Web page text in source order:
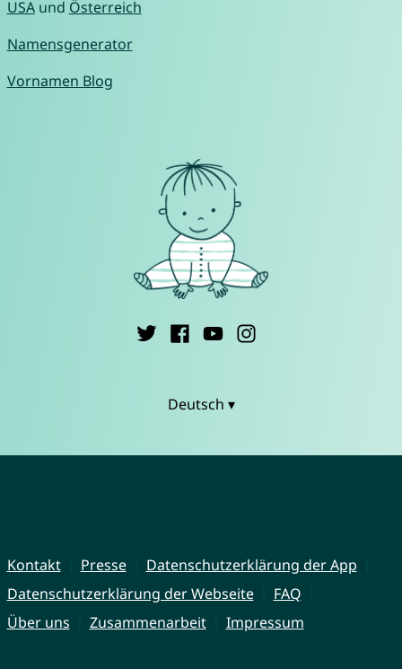
USAund Österreich
Namensgenerator
Vornamen Blog
Deutsch ▾
Kontakt Presse
Datenschutzerklärung der App
Datenschutzerklärung der Webseite
FAQ
Über uns
Zusammenarbeit Impressum